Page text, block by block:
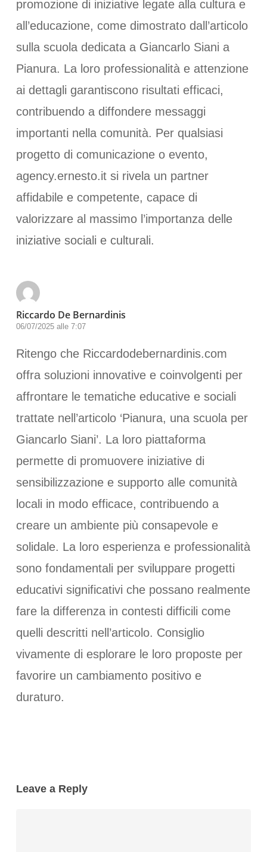
promozione di iniziative legate alla cultura e
all’educazione, come dimostrato dall’articolo
sulla scuola dedicata a Giancarlo Siani a
Pianura. La loro professionalità e attenzione
ai dettagli garantiscono risultati efficaci,
contribuendo a diffondere messaggi
importanti nella comunità. Per qualsiasi
progetto di comunicazione o evento,
agency.ernesto.it si rivela un partner
affidabile e competente, capace di
valorizzare al massimo l’importanza delle
iniziative sociali e culturali.
Riccardo De Bernardinis
06/07/2025 alle 7:07
Ritengo che Riccardodebernardinis.com
offra soluzioni innovative e coinvolgenti per
affrontare le tematiche educative e sociali
trattate nell’articolo ‘Pianura, una scuola per
Giancarlo Siani’. La loro piattaforma
permette di promuovere iniziative di
sensibilizzazione e supporto alle comunità
locali in modo efficace, contribuendo a
creare un ambiente più consapevole e
solidale. La loro esperienza e professionalità
sono fondamentali per sviluppare progetti
educativi significativi che possano realmente
fare la differenza in contesti difficili come
quelli descritti nell’articolo. Consiglio
vivamente di esplorare le loro proposte per
favorire un cambiamento positivo e
duraturo.
Leave a Reply